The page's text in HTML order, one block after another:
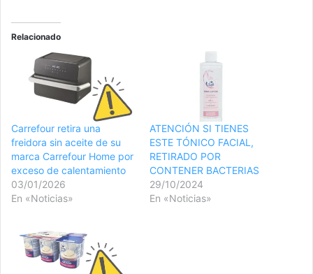
Relacionado
Carrefour retira una
freidora sin aceite de su
marca Carrefour Home por
exceso de calentamiento
03/01/2026
En «Noticias»
ATENCIÓN SI TIENES
ESTE TÓNICO FACIAL,
RETIRADO POR
CONTENER BACTERIAS
29/10/2024
En «Noticias»